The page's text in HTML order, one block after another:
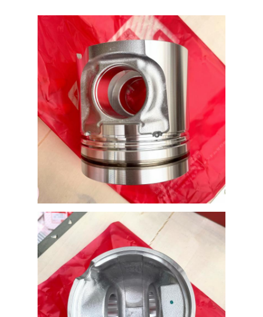
Дом
о нас
Экскурсия по фабрике
Контроль качества
Связаться с нами